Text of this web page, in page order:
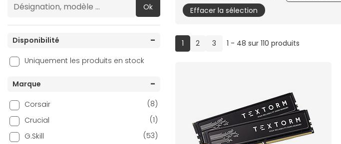
Ok
Disponibilité
Uniquement les produits en stock
Marque
Corsair
(8)
Crucial
(1)
G.Skill
(53)
Effacer la sélection
1(current)
2 3 1 - 48 sur 110 produits